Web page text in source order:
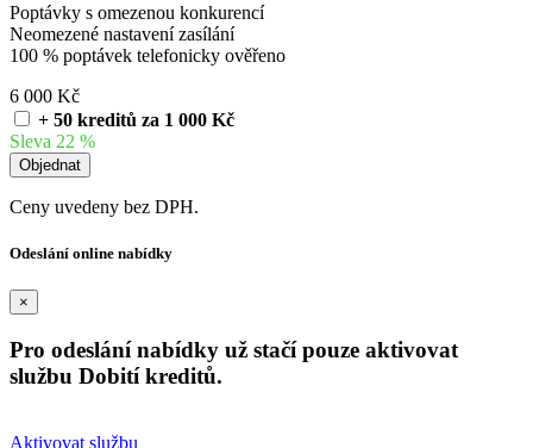
Poptávky s omezenou konkurencí
Neomezené nastavení zasílání
100 % poptávek telefonicky ověřeno
6 000 Kč
+ 50 kreditů za 1 000 Kč
Sleva 22 %
Ceny uvedeny bez DPH.
Odeslání online nabídky
×
Pro odeslání nabídky už stačí pouze aktivovat
službu Dobití kreditů.
Aktivovat službu